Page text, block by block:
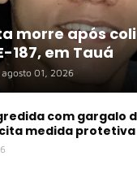
morre após
187, em Tauá
agosto 01, 2026
com gargalo
medida protetiva